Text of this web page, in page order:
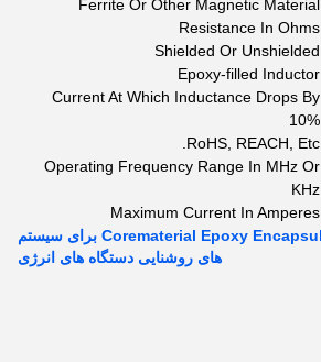
Ferrite Or Other Magnetic Material
Resistance In Ohms
Shielded Or Unshielded
Epoxy-filled Inductor
Current At Which Inductance Drops By
10%
RoHS, REACH, Etc.
Operating Frequency Range In MHz Or
KHz
Maximum Current In Amperes
فریت Corematerial Epoxy Encapsulated Inductor برای سیستم
های روشنایی دستگاه های انرژی